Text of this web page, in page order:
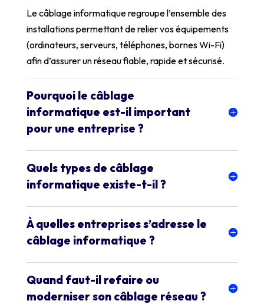
Le câblage informatique regroupe l’ensemble des
installations permettant de relier vos équipements
(ordinateurs, serveurs, téléphones, bornes Wi-Fi)
afin d’assurer un réseau fiable, rapide et sécurisé.
Pourquoi le câblage
informatique est-il important
pour une entreprise ?
Quels types de câblage
informatique existe-t-il ?
À quelles entreprises s’adresse le
câblage informatique ?
Quand faut-il refaire ou
moderniser son câblage réseau ?